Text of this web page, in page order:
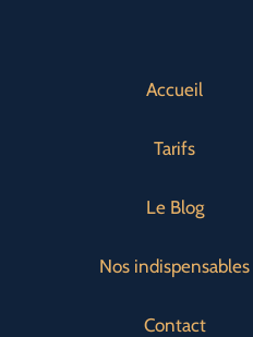
Accueil
Tarifs
Le Blog
Nos indispensables
Contact